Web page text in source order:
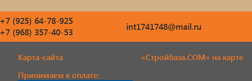
+7 (925) 64-78-925
+7 (968) 357-40-53
int1741748@mail.ru
Карта-сайта
Принимаем к оплате:
«Стройбаза.COM» на карте